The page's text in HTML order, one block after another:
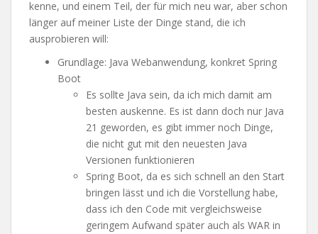
kenne, und einem Teil, der für mich neu war, aber schon
länger auf meiner Liste der Dinge stand, die ich
ausprobieren will:
Grundlage: Java Webanwendung, konkret Spring
Boot
Es sollte Java sein, da ich mich damit am
besten auskenne. Es ist dann doch nur Java
21 geworden, es gibt immer noch Dinge,
die nicht gut mit den neuesten Java
Versionen funktionieren
Spring Boot, da es sich schnell an den Start
bringen lässt und ich die Vorstellung habe,
dass ich den Code mit vergleichsweise
geringem Aufwand später auch als WAR in